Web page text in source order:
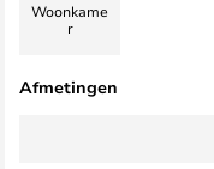
Woonkame
r
Afmetingen